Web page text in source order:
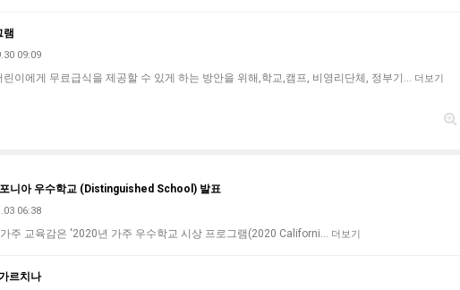
램
09:09
이에게 무료급식을 제공할 수 있게 하는 방안을 위해,학교,캠프, 비영리단체, 정부기… 더보기
니아 우수학교 (Distinguished School) 발표
06:38
주 교육감은 '2020년 가주 우수학교 시상 프로그램(2020 Californi… 더보기
르치나